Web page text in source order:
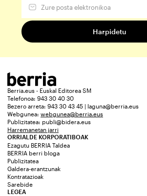
Berria.eus - Euskal Editorea SM
Telefonoa: 943 30 40 30
Bezero arreta: 943 30 43 45 | laguna@berria.eus
Webgunea: webgunea@berria.eus
Publizitatea: publi@bidera.eus
Harremanetan jarri
ORRIALDE KORPORATIBOAK
Ezagutu BERRIA Taldea
BERRIA berri bloga
Publizitatea
Galdera-erantzunak
Kontratazioak
Sarebide
LEGEA